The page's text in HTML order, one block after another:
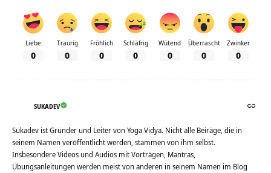
Liebe
0
Traurig
0
Fröhlich
0
Schläfrig
0
Wütend
0
Überrascht
0
Zwinker
0
SUKADEV
Sukadev ist Gründer und Leiter von Yoga Vidya. Nicht alle Beiräge, die in
seinem Namen veröffentlicht werden, stammen von ihm selbst.
Insbesondere Videos und Audios mit Vorträgen, Mantras,
Übungsanleitungen werden meist von anderen in seinem Namen im Blog